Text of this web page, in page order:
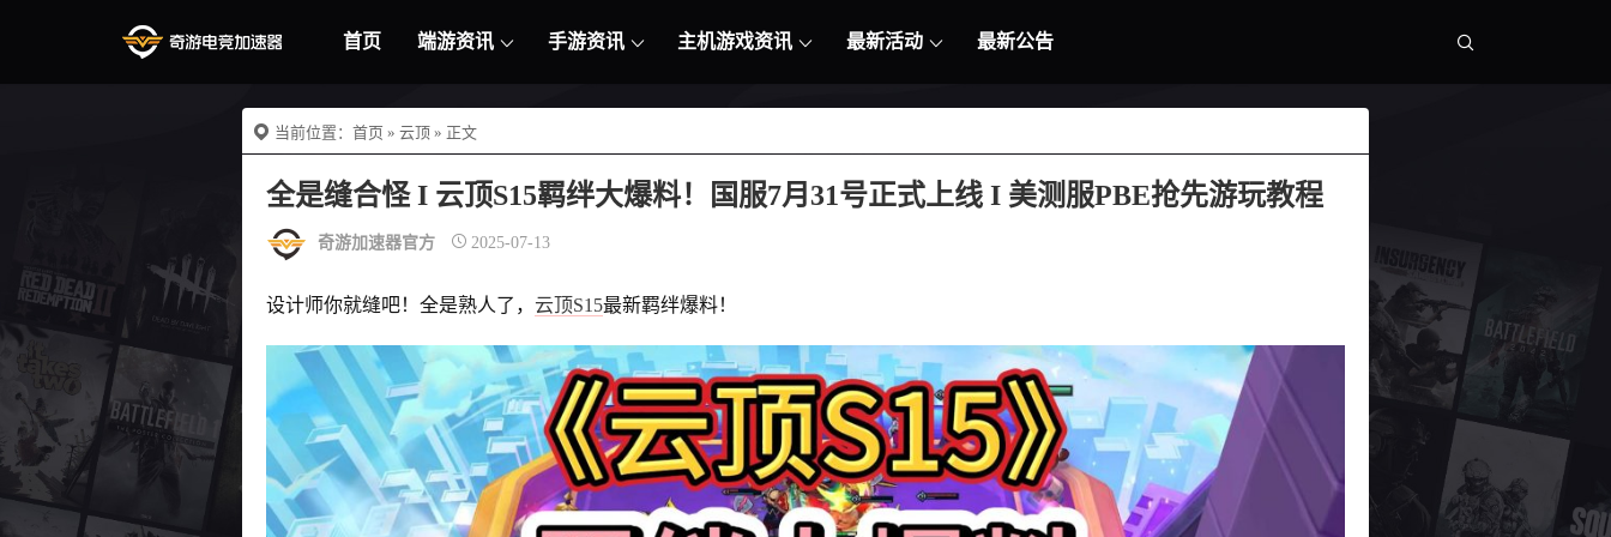
首页 端游资讯 手游资讯 主机游戏资讯 最新活动 最新公告
当前位置： 首页 » 云顶 » 正文
全是缝合怪 I 云顶S15羁绊大爆料！国服7月31号正式上线 I 美测服PBE抢先游玩教程
奇游加速器官方 2025-07-13
设计师你就缝吧！全是熟人了， 云顶S15最新羁绊爆料！